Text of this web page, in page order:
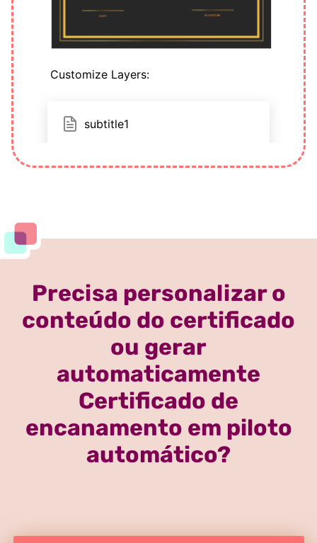
Precisa personalizar o
conteúdo do certificado
ou gerar
automaticamente
Certificado de
encanamento em piloto
automático?